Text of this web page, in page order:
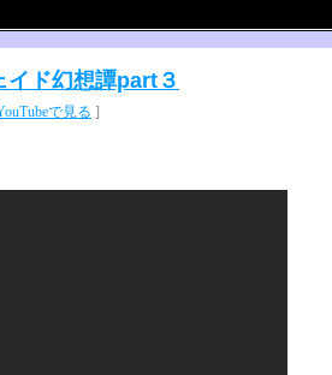
イド幻想譚part３
で見る ]